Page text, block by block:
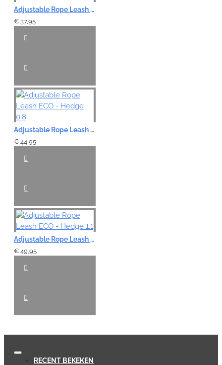
Adjustable Rope Leash ECO - Hedge 0.6
€ 37,95
Adjustable Rope Leash ECO - Hedge 0.8
€ 44,95
Adjustable Rope Leash ECO - Hedge 1.1
€ 49,95
RECENT BEKEKEN